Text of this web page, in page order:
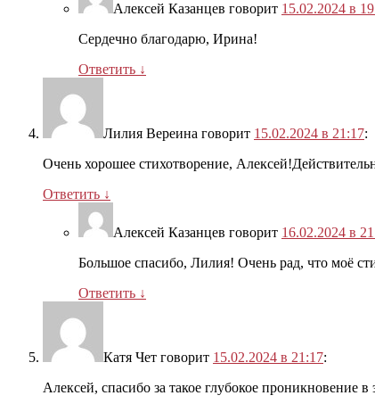
Алексей Казанцев говорит 15.02.2024 в
Сердечно благодарю, Ирина!
Ответить ↓
Лилия Вереина говорит 15.02.2024 в 21:17:
Очень хорошее стихотворение,
Ответить ↓
Алексей Казанцев говорит 16.02.2024 в
Большое спасибо, Лилия! Очень рад, что моё
Ответить ↓
Катя Чет говорит 15.02.2024 в 21:17:
Алексей, спасибо за такое глубокое